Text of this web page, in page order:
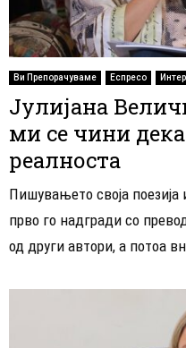
Ви Препорачуваме Еспресо
Јулијана
ми се чини
реалноста
Пишувањето своја поезија
прво го надгради со
од други автори, а потоа